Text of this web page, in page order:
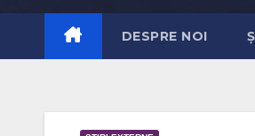
DESPRE NOI